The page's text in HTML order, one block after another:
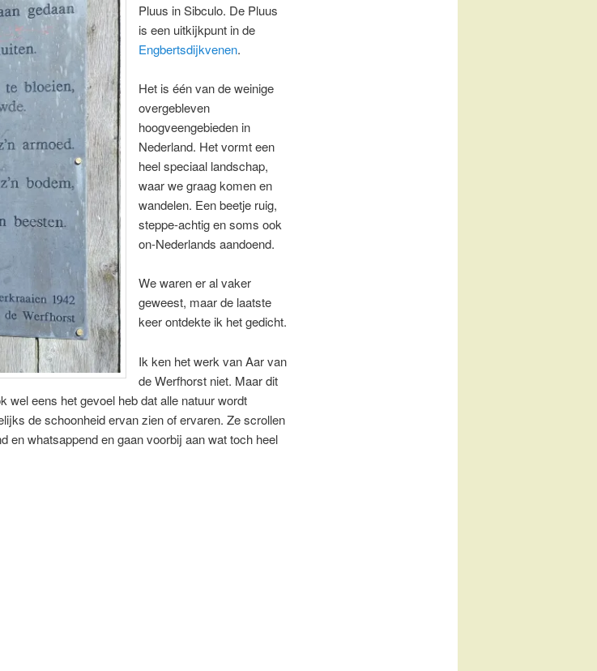
Pluus in Sibculo. De Pluus
is een uitkijkpunt in de
Engbertsdijkvenen.
Het is één van de weinige
overgebleven
hoogveengebieden in
Nederland. Het vormt een
heel speciaal landschap,
waar we graag komen en
wandelen. Een beetje ruig,
steppe-achtig en soms ook
on-Nederlands aandoend.
We waren er al vaker
geweest, maar de laatste
keer ontdekte ik het gedicht.
Ik ken het werk van Aar van
de Werfhorst niet. Maar dit
wel eens het gevoel heb dat alle natuur wordt
de schoonheid ervan zien of ervaren. Ze scrollen
en whatsappend en gaan voorbij aan wat toch heel